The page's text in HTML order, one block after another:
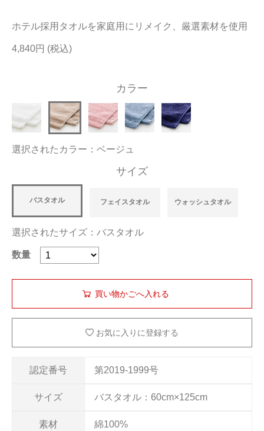
大量購入・法人向けの購入の方は
お問い合わせ
ホテル採用タオルを家庭用にリメイク、厳選素材を使用
4,840円
認定番号 第2019-1999号
サイズ バスタオル：60cm×125cm
素材 綿100%
カラー
選択されたカラー：ベージュ
サイズ
バスタオル フェイスタオル ウォッシュタオル
選択されたサイズ：バスタオル
数量
お気に入りに登録する